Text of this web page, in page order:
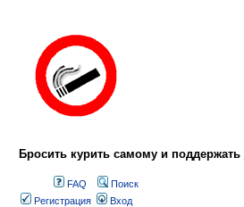
Бросить курить самому и
FAQ
Поиск
Регистрация
Вход